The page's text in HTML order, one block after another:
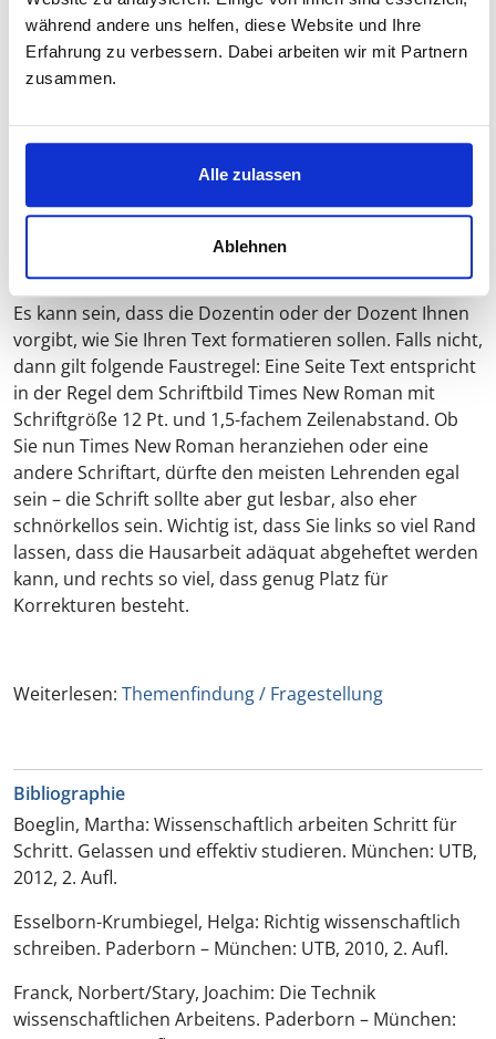
während andere uns helfen, diese Website und Ihre
Erfahrung zu verbessern. Dabei arbeiten wir mit Partnern
zusammen.
Alle zulassen
Ablehnen
Hausarbeit eigenständig abgefasst und keine
anderen als die angegebenen Hilfsmittel verwendet
worden sind
einzufügen. Die Seitenzählung erfolgt entweder ab dem
Deckblatt (dort aber ohne gedruckte Seitenzahl) oder
Formatierung
Es kann sein, dass die Dozentin oder der Dozent Ihnen
vorgibt, wie Sie Ihren Text formatieren sollen. Falls nicht,
dann gilt folgende Faustregel: Eine Seite Text entspricht
in der Regel dem Schriftbild Times New Roman mit
Schriftgröße 12 Pt. und 1,5-fachem Zeilenabstand. Ob
Sie nun Times New Roman heranziehen oder eine
andere Schriftart, dürfte den meisten Lehrenden egal
sein – die Schrift sollte aber gut lesbar, also eher
schnörkellos sein. Wichtig ist, dass Sie links so viel Rand
lassen, dass die Hausarbeit adäquat abgeheftet werden
kann, und rechts so viel, dass genug Platz für
Korrekturen besteht.
Weiterlesen: Themenfindung / Fragestellung
Bibliographie
Boeglin, Martha: Wissenschaftlich arbeiten Schritt für
Schritt. Gelassen und effektiv studieren. München: UTB,
2012, 2. Aufl.
Esselborn-Krumbiegel, Helga: Richtig wissenschaftlich
schreiben. Paderborn – München: UTB, 2010, 2. Aufl.
Franck, Norbert/Stary, Joachim: Die Technik
wissenschaftlichen Arbeitens. Paderborn – München: